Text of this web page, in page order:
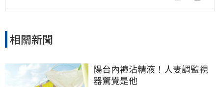
相關新聞
陽台內褲沾精液！人妻調監視
器驚覺是他